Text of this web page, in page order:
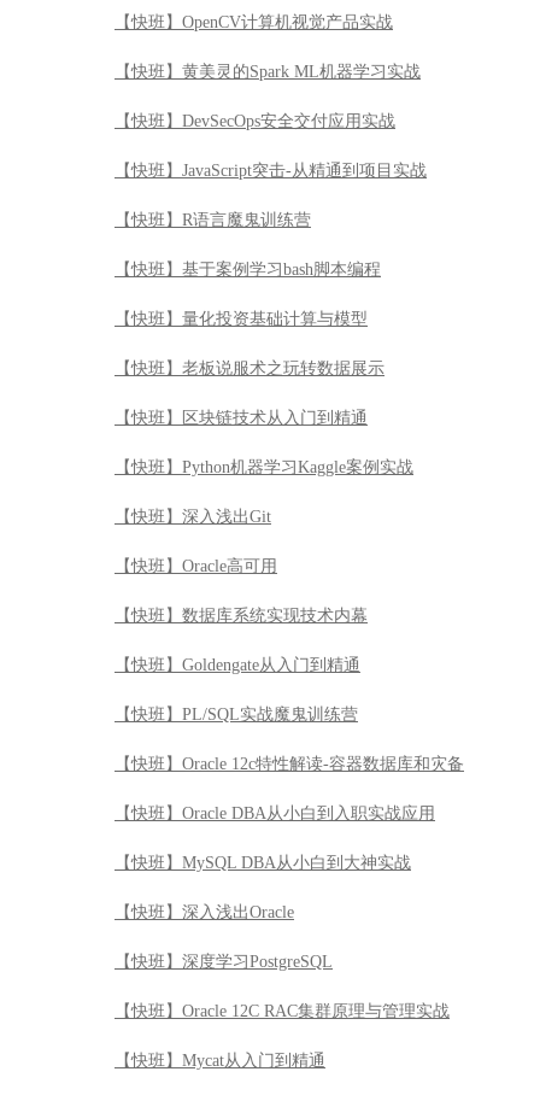
【快班】OpenCV计算机视觉产品实战
【快班】黄美灵的Spark ML机器学习实战
【快班】DevSecOps安全交付应用实战
【快班】JavaScript突击-从精通到项目实战
【快班】R语言魔鬼训练营
【快班】基于案例学习bash脚本编程
【快班】量化投资基础计算与模型
【快班】老板说服术之玩转数据展示
【快班】区块链技术从入门到精通
【快班】Python机器学习Kaggle案例实战
【快班】深入浅出Git
【快班】Oracle高可用
【快班】数据库系统实现技术内幕
【快班】Goldengate从入门到精通
【快班】PL/SQL实战魔鬼训练营
【快班】Oracle 12c特性解读-容器数据库和灾备
【快班】Oracle DBA从小白到入职实战应用
【快班】MySQL DBA从小白到大神实战
【快班】深入浅出Oracle
【快班】深度学习PostgreSQL
【快班】Oracle 12C RAC集群原理与管理实战
【快班】Mycat从入门到精通